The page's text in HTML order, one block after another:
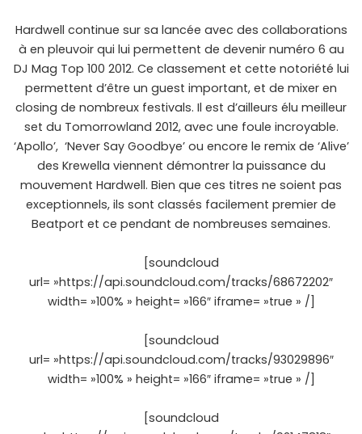
Hardwell continue sur sa lancée avec des collaborations
à en pleuvoir qui lui permettent de devenir numéro 6 au
DJ Mag Top 100 2012. Ce classement et cette notoriété lui
permettent d’être un guest important, et de mixer en
closing de nombreux festivals. Il est d’ailleurs élu meilleur
set du Tomorrowland 2012, avec une foule incroyable.
‘Apollo’, ‘Never Say Goodbye’ ou encore le remix de ‘Alive’
des Krewella viennent démontrer la puissance du
mouvement Hardwell. Bien que ces titres ne soient pas
exceptionnels, ils sont classés facilement premier de
Beatport et ce pendant de nombreuses semaines.
[soundcloud
url= »https://api.soundcloud.com/tracks/68672202″
width= »100% » height= »166″ iframe= »true » /]
[soundcloud
url= »https://api.soundcloud.com/tracks/93029896″
width= »100% » height= »166″ iframe= »true » /]
[soundcloud